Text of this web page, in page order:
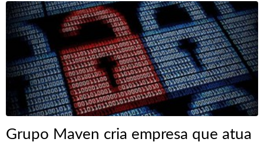
Grupo Maven cria empresa que atua